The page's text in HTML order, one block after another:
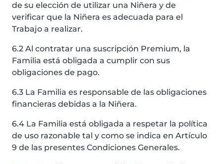
de su elección de utilizar una Niñera y de
verificar que la Niñera es adecuada para el
Trabajo a realizar.
6.2 Al contratar una suscripción Premium, la
Familia está obligada a cumplir con sus
obligaciones de pago.
6.3 La Familia es responsable de las obligaciones
financieras debidas a la Niñera.
6.4 La Familia está obligada a respetar la política
de uso razonable tal y como se indica en Artículo
9 de las presentes Condiciones Generales.